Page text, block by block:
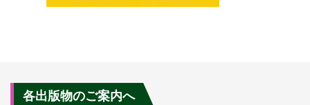
各出版物のご案内へ